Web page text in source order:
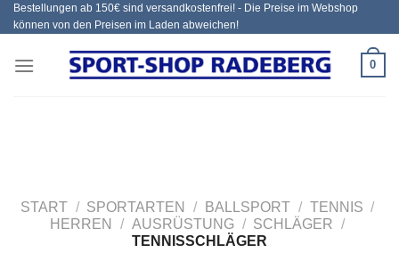
Zum
Inhalt
Bestellungen ab 150€ sind versandkostenfrei! - Die Preise im Webshop
können von den Preisen im Laden abweichen!
0
START / SPORTARTEN / BALLSPORT / TENNIS /
HERREN
/ AUSRÜSTUNG / SCHLÄGER /
TENNISSCHLÄGER